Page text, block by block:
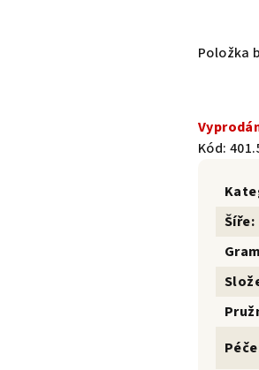
Položka
Kód:
Šíře:
Péče